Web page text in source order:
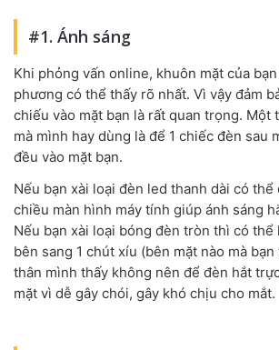
#1. Ánh sáng
Khi phỏng vấn online, khuôn mặt của
phương có thể thấy rõ nhất. Vì vậy đảm
chiếu vào mặt bạn là rất quan trọng. Một
mà mình hay dùng là để 1 chiếc đèn sau
đều vào mặt bạn.
Nếu bạn xài loại đèn led thanh dài có thể
chiều màn hình máy tính giúp ánh sáng
Nếu bạn xài loại bóng đèn tròn thì có thể
bên sang 1 chút xíu (bên mặt nào mà
thân mình thấy không nên để đèn hắt
mặt vì dễ gây chói, gây khó chịu cho mắt.